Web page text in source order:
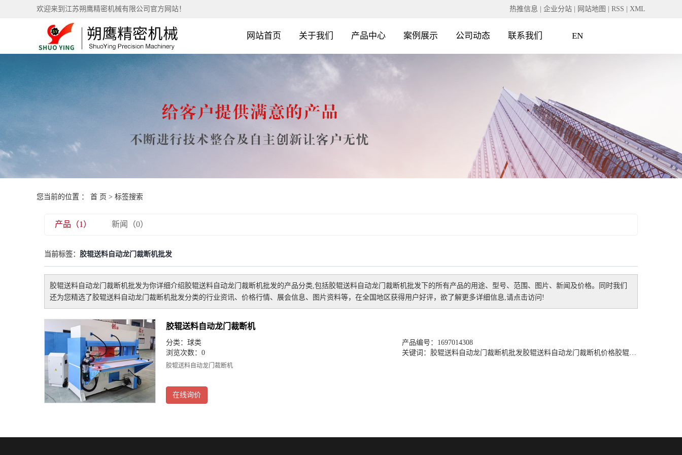
欢迎来到江苏朔鹰精密机械有限公司官方网站！ 热推信息 企业分站 网站地图 RSS XML
网站首页 关于我们 产品中心 案例展示 公司动态 联系我们 EN
您当前的位置 ： 首 页 > 标签搜索
产品（1） 新闻（0）
当前标签： 胶辊送料自动龙门裁断机批发
胶辊送料自动龙门裁断机批发为你详细介绍胶辊送料自动龙门裁断机批发的产品分类,包括胶辊送料自动龙门裁断机批发 下的所有产品的用途、型号、范围、图片、新闻及价格。同时我们
还为您精选了 胶辊送料自动龙门裁断机批发分类的行业资讯、价格行情、展会信息、图片资料等，在全国地区获得用户好评，欲了解更多详细信息,请点击访问!
胶辊送料自动龙门裁断机
分类： 球类
产品编号：1697014308
浏览次数：0
关键词： 胶辊送料自动龙门裁断机批发胶辊送料自动龙门裁断机价格胶辊送料自动龙门裁断机厂家
胶辊送料自动龙门裁断机
在线询价